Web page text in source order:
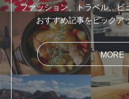
ファッション、トラベル、ビ
おすすめ記事をピックア
MORE